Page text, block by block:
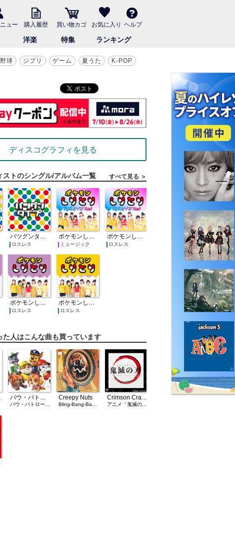
ュー 購入履歴 買い物カゴ お気に入り ヘルプ
洋楽 特集 ランキング
球 ジブリ ゲーム 夏うた K-POP
ディスコグラフィを見る
ストのシングル/アルバム一覧 すべて見る ＞
バツグンタイプ
ロスレス
ポケモンしりとり(フルサイズVer.)
ミュージック
ポケモンしりとり(フルサイズVer.)
ロスレス
ポケモンしりとり(ミュウ→ザマゼンタVer.)
ロスレス
ポケモンしりとり(ピカチュウ→ミュウVer.)
ロスレス
た人はこんな曲も買っています
パウ・パトロールの子犬たち Creepy Nuts Crimson Craftsman